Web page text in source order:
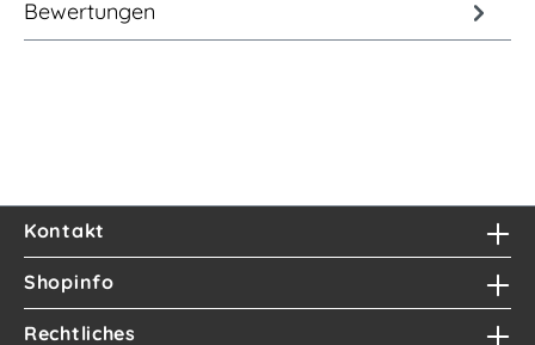
Bewertungen
Kontakt
Shopinfo
Rechtliches